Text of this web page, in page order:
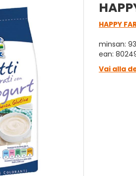
HAPPY
minsan:
ean:
Vai alla